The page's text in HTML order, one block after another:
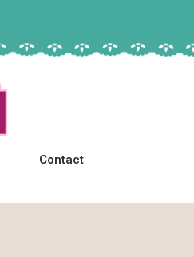
Contact